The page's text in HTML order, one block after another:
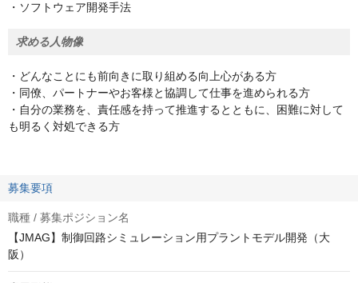
・ソフトウェア開発手法
求める人物像
・どんなことにも前向きに取り組める向上心がある方
・同僚、パートナーやお客様と協調して仕事を進められる方
・自分の業務を、責任感を持って推進するとともに、困難に対して
も明るく対処できる方
募集要項
職種 / 募集ポジション名
【JMAG】制御回路シミュレーション用プラントモデル開発（大
阪）